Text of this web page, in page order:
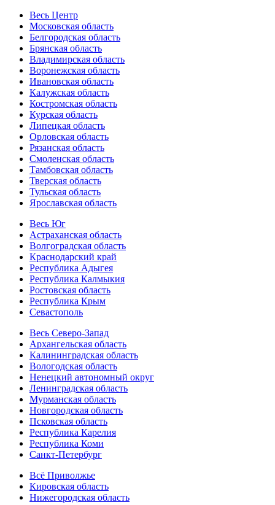
Весь Центр
Московская область
Белгородская область
Брянская область
Владимирская область
Воронежская область
Ивановская область
Калужская область
Костромская область
Курская область
Липецкая область
Орловская область
Рязанская область
Смоленская область
Тамбовская область
Тверская область
Тульская область
Ярославская область
Весь Юг
Астраханская область
Волгоградская область
Краснодарский край
Республика Адыгея
Республика Калмыкия
Ростовская область
Республика Крым
Севастополь
Весь Северо-Запад
Архангельская область
Калининградская область
Вологодская область
Ненецкий автономный округ
Ленинградская область
Мурманская область
Новгородская область
Псковская область
Республика Карелия
Республика Коми
Санкт-Петербург
Всё Приволжье
Кировская область
Нижегородская область